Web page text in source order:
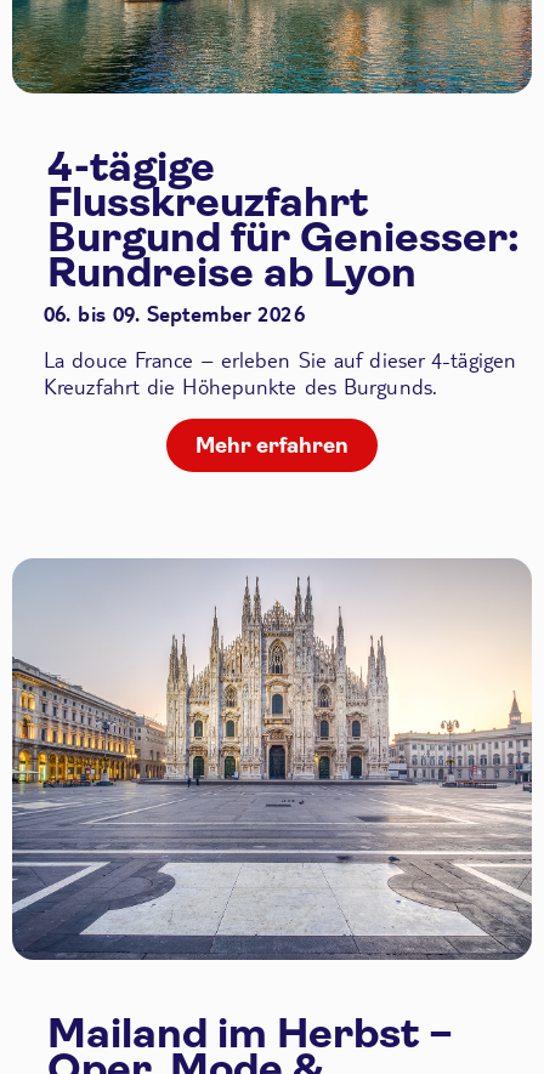
4-tägige
Flusskreuzfahrt
Burgund für Geniesser:
Rundreise ab Lyon
06. bis 09. September 2026
La douce France – erleben Sie auf dieser 4-tägigen
Kreuzfahrt die Höhepunkte des Burgunds.
Mehr erfahren
Mailand im Herbst –